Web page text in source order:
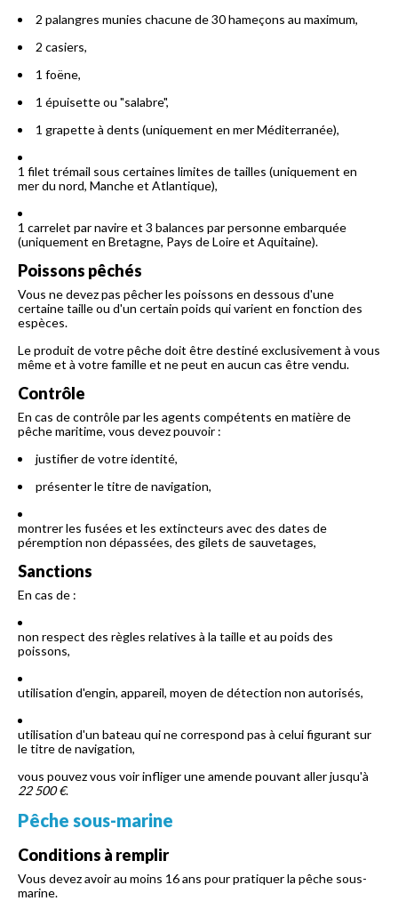
2 palangres munies chacune de 30 hameçons au maximum,
2 casiers,
1 foëne,
1 épuisette ou "salabre",
1 grapette à dents (uniquement en mer Méditerranée),
1 filet trémail sous certaines limites de tailles (uniquement en
mer du nord, Manche et Atlantique),
1 carrelet par navire et 3 balances par personne embarquée
(uniquement en Bretagne, Pays de Loire et Aquitaine).
Poissons pêchés
Vous ne devez pas pêcher les poissons en dessous d'une
certaine taille ou d'un certain poids qui varient en fonction des
espèces.
Le produit de votre pêche doit être destiné exclusivement à vous
même et à votre famille et ne peut en aucun cas être vendu.
Contrôle
En cas de contrôle par les agents compétents en matière de
pêche maritime, vous devez pouvoir :
justifier de votre identité,
présenter le titre de navigation,
montrer les fusées et les extincteurs avec des dates de
péremption non dépassées, des gilets de sauvetages,
Sanctions
En cas de :
non respect des règles relatives à la taille et au poids des
poissons,
utilisation d'engin, appareil, moyen de détection non autorisés,
utilisation d'un bateau qui ne correspond pas à celui figurant sur
le titre de navigation,
vous pouvez vous voir infliger une amende pouvant aller jusqu'à
22 500 €.
Pêche sous-marine
Conditions à remplir
Vous devez avoir au moins 16 ans pour pratiquer la pêche sous-
marine.